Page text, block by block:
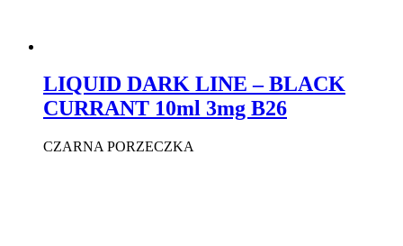
LIQUID DARK LINE – BLACK
CURRANT 10ml 3mg B26
CZARNA PORZECZKA